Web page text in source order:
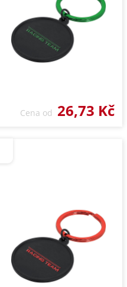
Cena od 26,73 Kč